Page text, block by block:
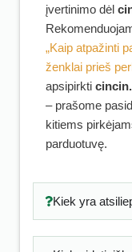
įvertinimo dėl
„Kaip atpažinti
ženklai prieš
apsipirkti
– prašome
kitiems
parduotuvę.
Kiek yra